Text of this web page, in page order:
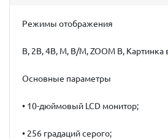
Режимы отображения
B, 2B, 4B, M, B/M, ZOOM B,
Основные параметры
• 10-дюймовый LCD монитор;
• 256 градаций серого;